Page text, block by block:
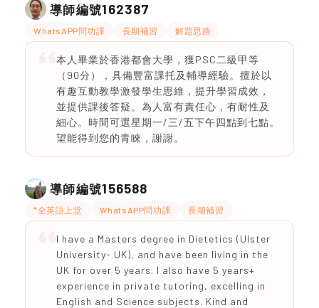
導師編號162387
WhatsAPP問功課 長期補習 解題思路
本人畢業於香港都會大學，獲PSC二級甲等
（90分），具備豐富課托及輔導經驗。擅於以
有趣互動教學激發學生思維，提升學習成效，
並提供課後答疑。為人富有責任心，有耐性及
細心。時間可選星期一/三/五下午四點到七點。
望能得到您的青睞，謝謝。
導師編號156588
*全英語上堂 WhatsAPP問功課 長期補習
I have a Masters degree in Dietetics (Ulster
University- UK), and have been living in the
UK for over 5 years. I also have 5 years+
experience in private tutoring, excelling in
English and Science subjects. Kind and